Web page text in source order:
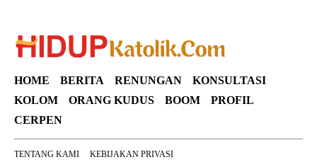
HOME BERITA RENUNGAN
KONSULTASI
KOLOM
ORANG KUDUS BOOM
PROFIL
CERPEN
TENTANG KAMI
KEBIJAKAN PRIVASI